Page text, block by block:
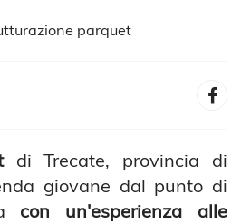
parquet
di Trecate, provincia di
giovane dal punto di
con un'esperienza alle